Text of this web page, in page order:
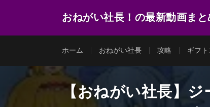
おねがい社長！の最新動画まと
ホーム おねがい社長 攻略 ギフト
【おねがい社長】ジ